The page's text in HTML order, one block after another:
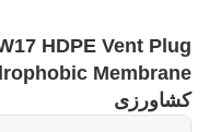
کشاورزی